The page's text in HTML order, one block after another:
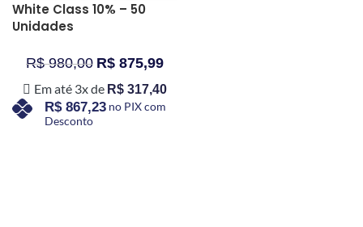
White Class 10% – 50
Unidades
R$980,00 R$ 875,99
Em até 3x de R$ 317,40
R$867,23 no PIX com
Desconto